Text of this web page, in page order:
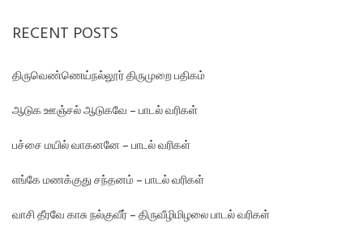
RECENT POSTS
திருவெண்ணெய்நல்லூர் திருமுறை பதிகம்
ஆடுக ஊஞ்சல் ஆடுகவே – பாடல் வரிகள்
பச்சை மயில் வாகனனே – பாடல் வரிகள்
எங்கே மண‌க்குது சந்தனம் – பாடல் வரிகள்
வாசி தீரவே காசு நல்குவீர் – திருவீழிமிழலை பாடல் வரிகள்